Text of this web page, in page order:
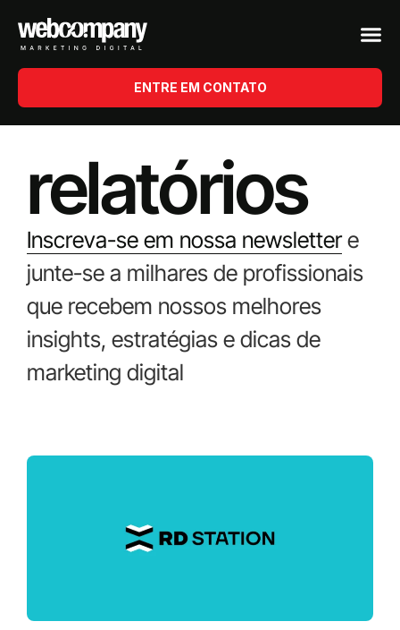
ENTRE EM CONTATO
relatórios
Inscreva-se em nossa newslettere
junte-se a milhares de profissionais
que recebem nossos melhores
insights, estratégias e dicas de
marketing digital